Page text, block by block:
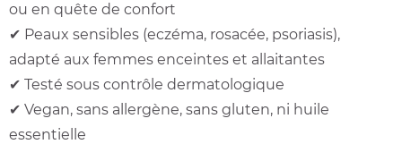
ou en quête de confort
✔ Peaux sensibles (eczéma, rosacée, psoriasis),
adapté aux femmes enceintes et allaitantes
✔ Testé sous contrôle dermatologique
✔ Vegan, sans allergène, sans gluten, ni huile
essentielle